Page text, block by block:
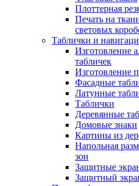
Плоттерная
Печать на
световых
Таблички и
Изготовление
табличек
Изготовление
Фасадные
Латунные
Таблички
Деревянные
Домовые знаки
Картины из
Напольная
зон
Защитные
Защитный